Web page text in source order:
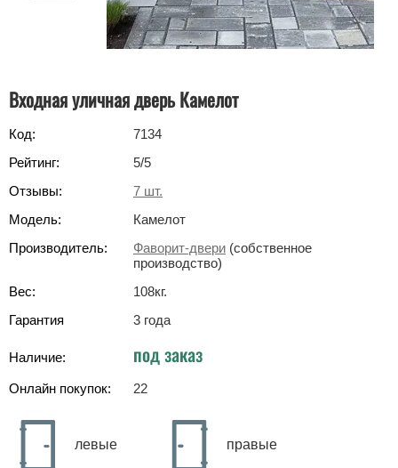
Входная уличная дверь Камелот
Код:
7134
Рейтинг:
5/5
Отзывы:
7 шт.
Модель:
Камелот
Производитель:
Фаворит-двери (собственное
производство)
Вес:
108кг.
Гарантия
3 года
Наличие: под заказ
Онлайн покупок: 22
левые правые